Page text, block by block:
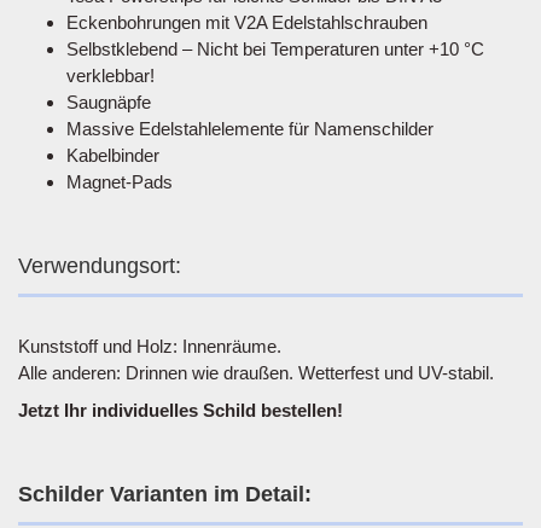
Eckenbohrungen mit V2A Edelstahlschrauben
Selbstklebend – Nicht bei Temperaturen unter +10 °C
verklebbar!
Saugnäpfe
Massive Edelstahlelemente für Namenschilder
Kabelbinder
Magnet-Pads
Verwendungsort:
Kunststoff und Holz: Innenräume.
Alle anderen: Drinnen wie draußen. Wetterfest und UV-stabil.
Jetzt Ihr individuelles Schild bestellen!
Schilder Varianten im Detail: